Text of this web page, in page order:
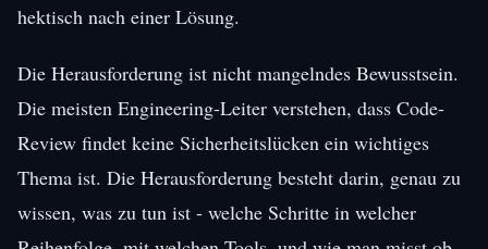
hektisch nach einer Lösung.
Die Herausforderung ist nicht mangelndes Bewusstsein.
Die meisten Engineering-Leiter verstehen, dass Code-
Review findet keine Sicherheitslücken ein wichtiges
Thema ist. Die Herausforderung besteht darin, genau zu
wissen, was zu tun ist - welche Schritte in welcher